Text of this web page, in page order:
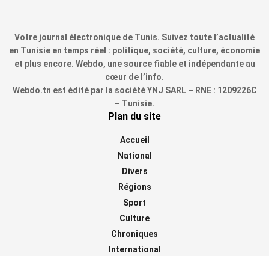
Votre journal électronique de Tunis. Suivez toute l’actualité
en Tunisie en temps réel : politique, société, culture, économie
et plus encore. Webdo, une source fiable et indépendante au
cœur de l’info.
Webdo.tn est édité par la société YNJ SARL – RNE : 1209226C
– Tunisie.
Plan du site
Accueil
National
Divers
Régions
Sport
Culture
Chroniques
International